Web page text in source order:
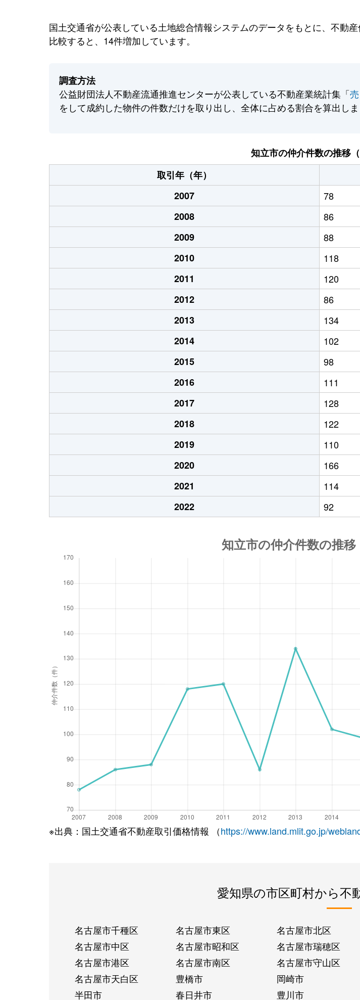
国土交通省が公表している土地総合情報システムのデータをもとに、不動
比較すると、14件増加しています。
調査方法
公益財団法人不動産流通推進センターが公表している不動産業統計集「
をして成約した物件の件数だけを取り出し、全体に占める割合を算出しま
知立市の仲介件数の推移
取引年（年）
2007
78
2008
86
2009
88
2010
118
2011
120
2012
86
2013
134
2014
102
2015
98
2016
111
2017
128
2018
122
2019
110
2020
166
2021
114
2022
92
※出典：国土交通省不動産取引価格情報 （https://www.land.mlit.go.jp/
愛知県の市区町村から不
名古屋市千種区 名古屋市東区 名古屋市北区
名古屋市中区
名古屋市昭和区 名古屋市瑞穂区
名古屋市港区
名古屋市南区 名古屋市守山区
名古屋市天白区
豊橋市 岡崎市
半田市
春日井市 豊川市